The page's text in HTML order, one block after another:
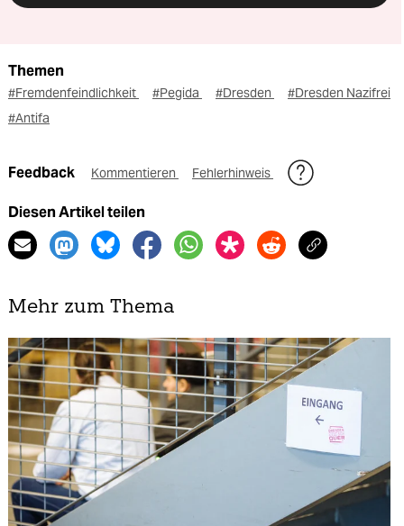
Themen
#Fremdenfeindlichkeit #Pegida #Dresden
#Dresden Nazifrei
#Antifa
Feedback Kommentieren Fehlerhinweis
Diesen Artikel teilen
Mehr zum Thema